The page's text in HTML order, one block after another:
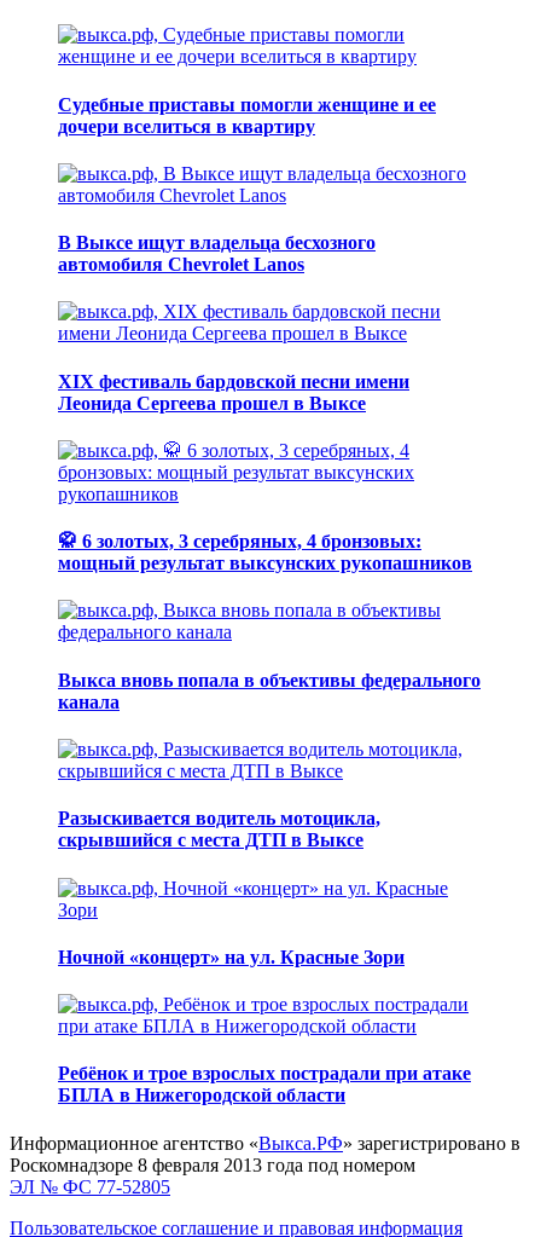
Судебные приставы помогли женщине и ее
дочери вселиться в квартиру
В Выксе ищут владельца бесхозного
автомобиля Chevrolet Lanos
XIX фестиваль бардовской песни имени
Леонида Сергеева прошел в Выксе
🥋 6 золотых, 3 серебряных, 4 бронзовых:
мощный результат выксунских рукопашников
Выкса вновь попала в объективы федерального
канала
Разыскивается водитель мотоцикла,
скрывшийся с места ДТП в Выксе
Ночной «концерт» на ул. Красные Зори
Ребёнок и трое взрослых пострадали при атаке
БПЛА в Нижегородской области
Информационное агентство «Выкса.РФ» зарегистрировано в
Роскомнадзоре 8 февраля 2013 года под номером
ЭЛ № ФС 77-52805
Пользовательское соглашение и правовая информация